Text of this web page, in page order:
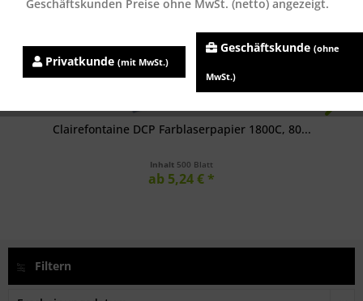
Clairefontaine DCP Farblaserpapier 1800C, 80...
Inhalt 500 Blatt
ab 5,24 € *
Filtern
Geschäftskunden Preise ohne MwSt. (netto) angezeigt.
Privatkunde (mit MwSt.)
Geschäftskunde (ohne
MwSt.)